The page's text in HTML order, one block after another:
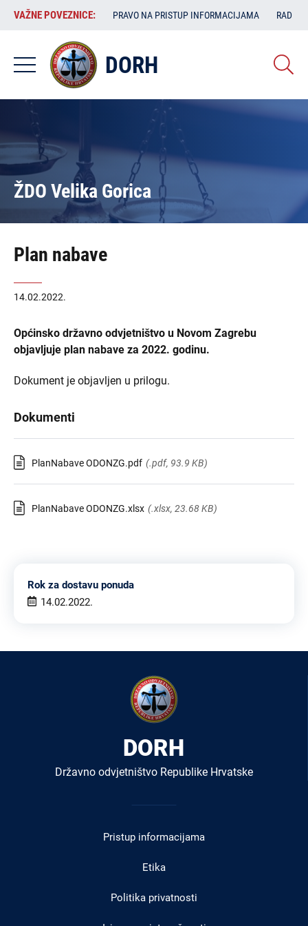
Skoči
sadržaj
VAŽNE
POVEZNICE:
VAŽNE POVEZNICE: PRAVO NA PRISTUP INFORMACIJAMA RAD
DORH
ŽDO Velika Gorica
Plan nabave
14.02.2022.
Općinsko državno odvjetništvo u Novom Zagrebu
objavljuje plan nabave za 2022. godinu.
Dokument je objavljen u prilogu.
Dokumenti
PlanNabave ODONZG.pdf (.pdf, 93.9 KB)
PlanNabave ODONZG.xlsx (.xlsx, 23.68 KB)
Rok za dostavu ponuda
14.02.2022.
DORH
Državno odvjetništvo Republike Hrvatske
Pristup informacijama
Etika
Politika privatnosti